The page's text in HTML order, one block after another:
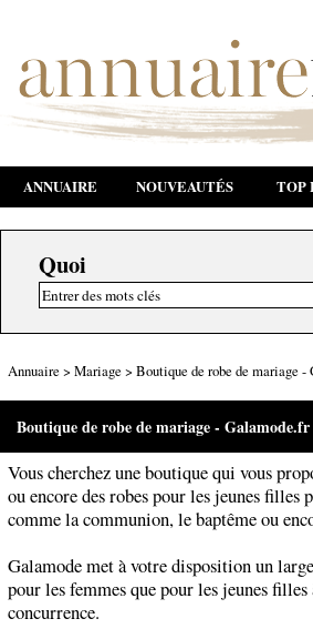
ANNUAIRE NOUVEAUTÉS TOP
Quoi
Annuaire > Mariage > Boutique de robe de mariage -
Boutique de robe de mariage - Galamode.fr
Vous cherchez une boutique qui vous
ou encore des robes pour les jeunes filles
comme la communion, le baptême ou
Galamode met à votre disposition un
pour les femmes que pour les jeunes
concurrence.